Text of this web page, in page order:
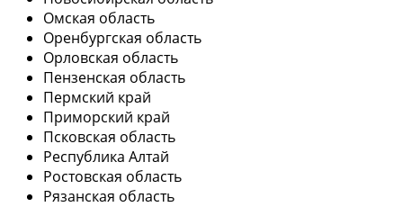
Омская область
Оренбургская область
Орловская область
Пензенская область
Пермский край
Приморский край
Псковская область
Республика Алтай
Ростовская область
Рязанская область